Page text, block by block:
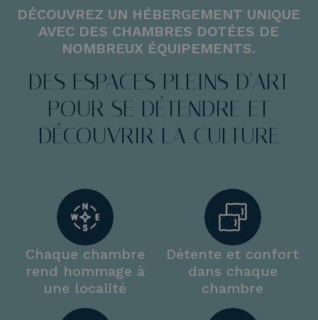
DÉCOUVREZ UN HÉBERGEMENT UNIQUE
AVEC DES CHAMBRES DOTÉES DE
NOMBREUX ÉQUIPEMENTS.
DES ESPACES PLEINS D'ART
POUR SE DÉTENDRE ET
DÉCOUVRIR LA CULTURE
Chaque chambre
rend hommage à
une localité
Détente et confort
dans chaque
chambre